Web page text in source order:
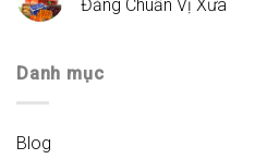
Đắng Chuẩn Vị Xưa
Danh mục
Blog